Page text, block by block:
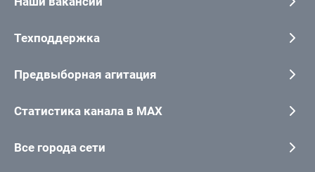
Техподдержка
Предвыборная агитация
Статистика канала в MAX
Все города сети